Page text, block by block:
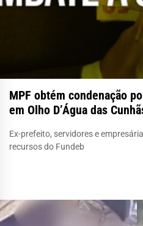
MPF obtém condenação
em Olho D’Água das
Ex-prefeito, servidores e
recursos do Fundeb